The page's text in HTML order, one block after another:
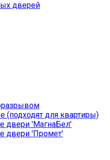
дверей
(подходят для квартиры)
двери 'МагнаБел'
двери 'Промет'